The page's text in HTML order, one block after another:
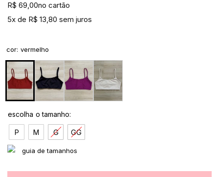
R$ 69,00no cartão
5x de R$ 13,80 sem juros
cor: vermelho
P M G GG